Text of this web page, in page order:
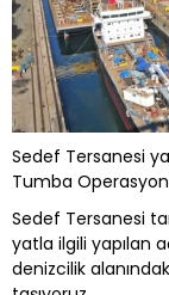
Sedef Tersanesi
Tumba
Sedef Tersanesi
yatla ilgili yapılan
denizcilik